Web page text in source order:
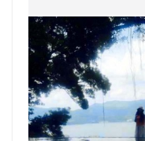
e
b
o
o
k
W
ei
b
o
s
A
p
p